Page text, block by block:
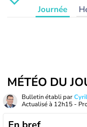
Journée
MÉTÉO DU
Bulletin établi par
Actualisé à 12h15 -